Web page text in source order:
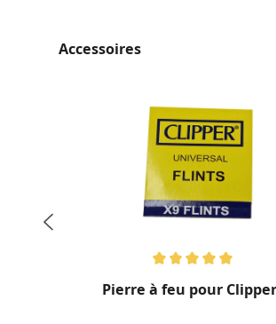
Ignorer la galerie de produits
Accessoires
Pierre à feu pour